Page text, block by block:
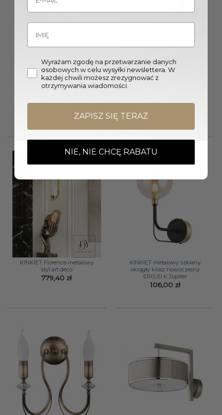
KINKIET chromowany z
kryształem klasyczny
KINKIET Florence metalowy
styl art deco
779,40 zł
KINKIET metalowy szklany
okrągły klosz nowoczesny
ERIS EI K Jupiter
106,00 zł
Wyrażam zgodę na przetwarzanie danych
osobowych w celu wysyłki newslettera. W
każdej chwili możesz zrezygnować z
otrzymywania wiadomości.
ZAPISZ SIĘ TERAZ
NIE, NIE CHCĘ RABATU